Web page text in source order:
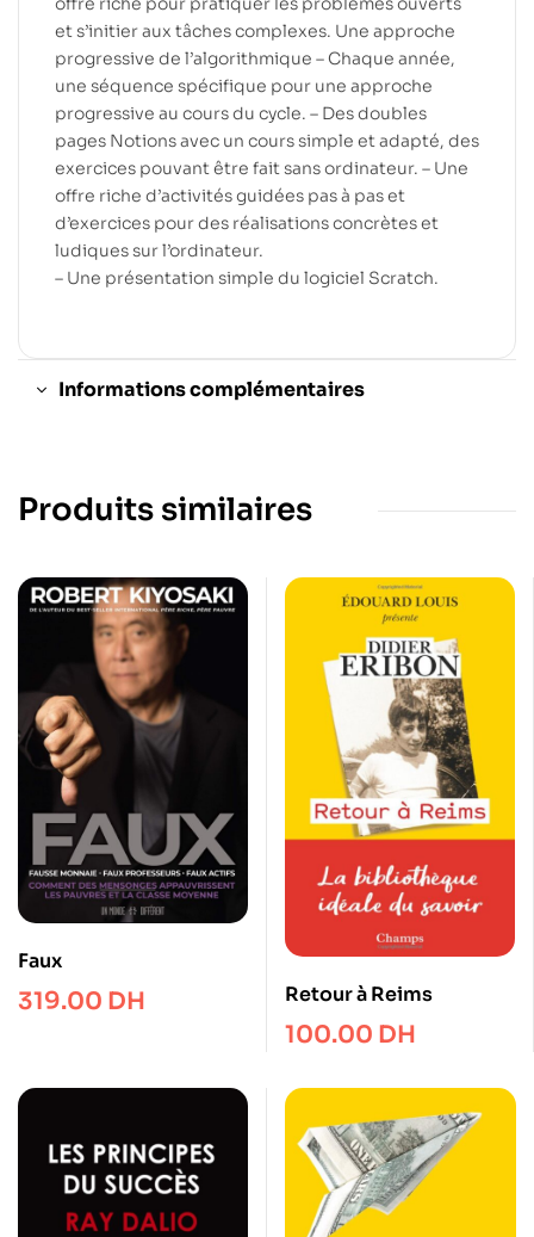
et s’initier aux tâches complexes. Une approche
progressive de l’algorithmique – Chaque année,
une séquence spécifique pour une approche
progressive au cours du cycle. – Des doubles
pages Notions avec un cours simple et adapté, des
exercices pouvant être fait sans ordinateur. – Une
offre riche d’activités guidées pas à pas et
d’exercices pour des réalisations concrètes et
ludiques sur l’ordinateur.
– Une présentation simple du logiciel Scratch.
Informations complémentaires
Produits similaires
Faux
319.00 DH Retour à Reims
100.00 DH